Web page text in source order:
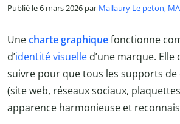
Publié le 6 mars 2026 par Mallaury Le peton, MA
Unecharte graphiquefonctionne
d’identité visuelle d’une marque.
suivre pour que tous les supports
(site web, réseaux sociaux,
apparence harmonieuse et